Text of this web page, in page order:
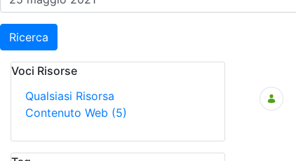
Ricerca
Voci Risorse
Qualsiasi Risorsa
Contenuto Web (5)
Ricerca